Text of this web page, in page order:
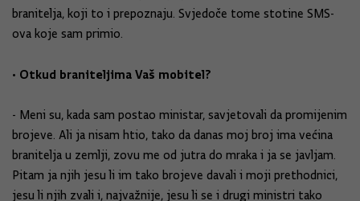
branitelja, koji to i prepoznaju. Svjedoče tome stotine SMS-
ova koje sam primio.
• Otkud braniteljima Vaš mobitel?
- Meni su, kada sam postao ministar, savjetovali da promijenim
brojeve. Ali ja nisam htio, tako da danas moj broj ima većina
branitelja u zemlji, zovu me od jutra do mraka i ja se javljam.
Pitam ja njih jesu li im tako brojeve davali i moji prethodnici,
jesu li njih zvali i, najvažnije, jesu li se i drugi ministri tako